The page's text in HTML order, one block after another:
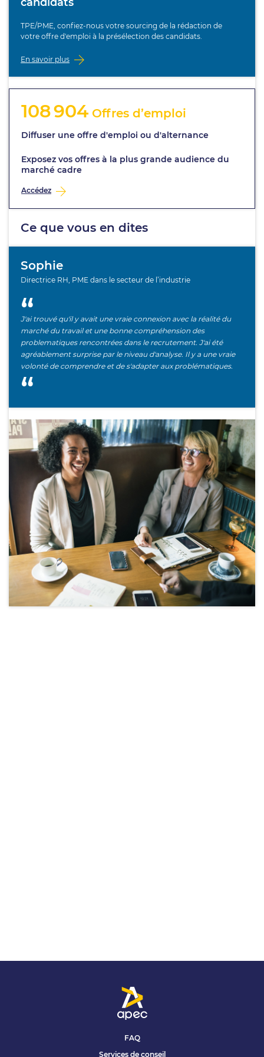
TPE/PME, confiez-nous votre sourcing de la rédaction de
votre offre d'emploi à la présélection des candidats.
En savoir plus
108 904 Offres d’emploi
Diffuser une offre d'emploi ou d'alternance
Exposez vos offres à la plus grande audience du
marché cadre
Accédez
Ce que vous en dites
Sophie
Directrice RH, PME dans le secteur de l’industrie
J'ai trouvé qu'il y avait une vraie connexion avec la réalité du
marché du travail et une bonne compréhension des
problematiques rencontrées dans le recrutement. J'ai été
agréablement surprise par le niveau d'analyse. Il y a une vraie
volonté de comprendre et de s'adapter aux problématiques.
FAQ
Services de conseil